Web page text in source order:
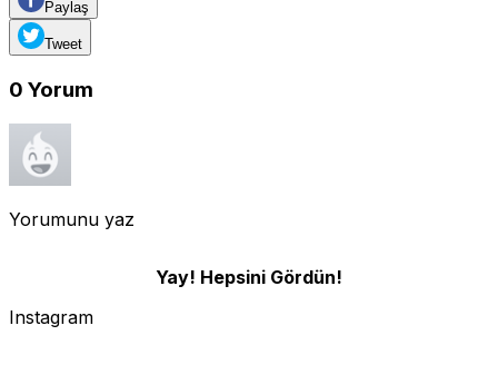
Paylaş
Tweet
0 Yorum
Yorumunu yaz
Yay! Hepsini Gördün!
Instagram